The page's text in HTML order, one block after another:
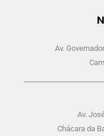
Av.
Av.
Chácara da